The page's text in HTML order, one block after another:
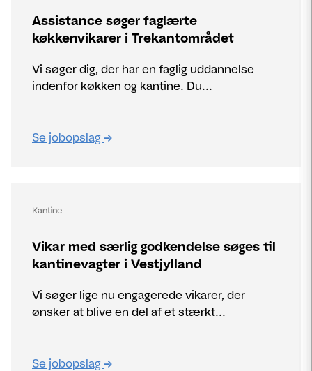
Assistance søger faglærte
køkkenvikarer i Trekantområdet
Vi søger dig, der har en faglig uddannelse
indenfor køkken og kantine. Du...
Se jobopslag
Kantine
Vikar med særlig godkendelse søges til
kantinevagter i Vestjylland
Vi søger lige nu engagerede vikarer, der
ønsker at blive en del af et stærkt...
Se jobopslag